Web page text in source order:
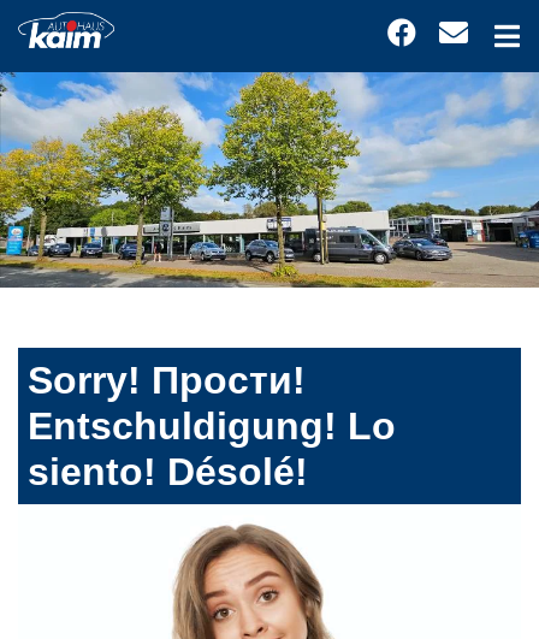
Sorry! Прости!
Entschuldigung! Lo
siento! Désolé!